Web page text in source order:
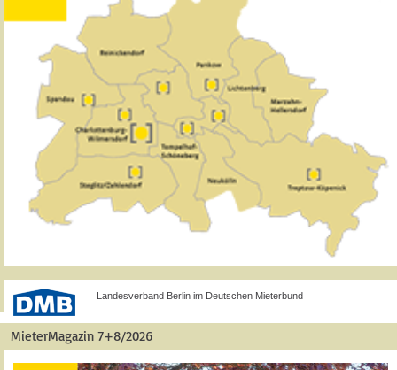
Landesverband Berlin im Deutschen Mieterbund
MieterMagazin 7+8/2026